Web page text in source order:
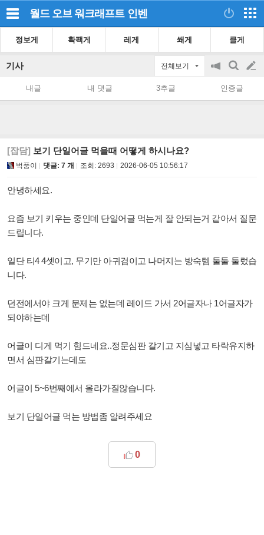
월드 오브 워크래프트 인벤
정보게 확팩게 레게 쐐게 클게
기사 전체보기
공
on/off
검
색
글
쓰
내글 내 댓글 3추글 인증글
[잡담] 보기 단일어글 먹을때 어떻게 하시나요?
벅풍이 댓글: 7 개 조회: 2693 2026-06-05 10:56:17
안녕하세요.
요즘 보기 키우는 중인데 단일어글 먹는게 잘 안되는거 같아서 질문
드립니다.
일단 티4 4셋이고, 무기만 아귀검이고 나머지는 방숙템 둘둘 둘렀습
니다.
던전에서야 크게 문제는 없는데 레이드 가서 2어글자나 1어글자가
되야하는데
어글이 디게 먹기 힘드네요..정문심판 갈기고 지심넣고 타락유지하
면서 심판갈기는데도
어글이 5~6번째에서 올라가질않습니다.
보기 단일어글 먹는 방법좀 알려주세요
0